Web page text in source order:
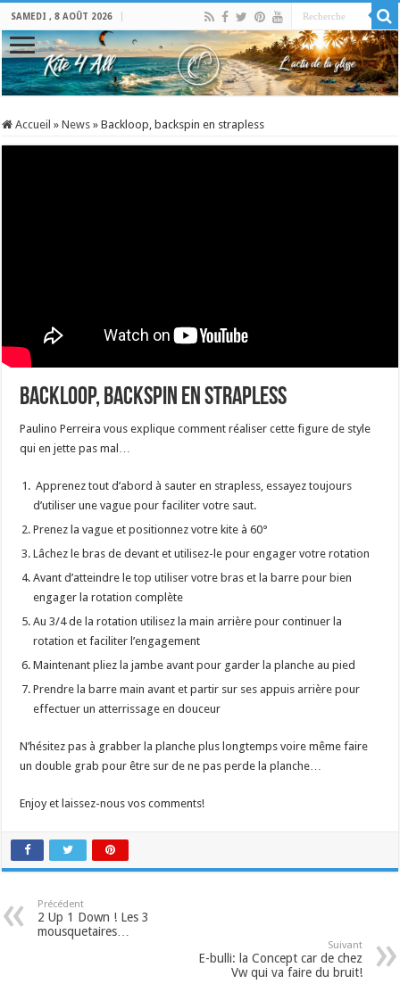
SAMEDI , 8 AOÛT 2026
Accueil » News » Backloop, backspin en strapless
Backloop, backspin en strapless
Paulino Perreira vous explique comment réaliser cette figure de style
qui en jette pas mal…
Apprenez tout d’abord à sauter en strapless, essayez toujours
d’utiliser une vague pour faciliter votre saut.
Prenez la vague et positionnez votre kite à 60°
Lâchez le bras de devant et utilisez-le pour engager votre rotation
Avant d’atteindre le top utiliser votre bras et la barre pour bien
engager la rotation complète
Au 3/4 de la rotation utilisez la main arrière pour continuer la
rotation et faciliter l’engagement
Maintenant pliez la jambe avant pour garder la planche au pied
Prendre la barre main avant et partir sur ses appuis arrière pour
effectuer un atterrissage en douceur
N’hésitez pas à grabber la planche plus longtemps voire même faire
un double grab pour être sur de ne pas perde la planche…
Enjoy et laissez-nous vos comments!
Précédent
2 Up 1 Down ! Les 3
mousquetaires…
Suivant
E-bulli: la Concept car de chez
Vw qui va faire du bruit!